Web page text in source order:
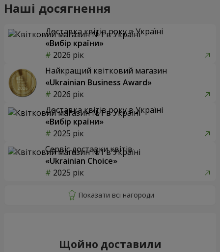
Наші досягнення
Доставка квітів року в Україні
«Вибір країни»
2026 рік
Найкращий квітковий магазин
«Ukrainian Business Award»
2026 рік
Доставка квітів року в Україні
«Вибір країни»
2025 рік
Сервіс доставки квітів
«Ukrainian Choice»
2025 рік
Щойно доставили